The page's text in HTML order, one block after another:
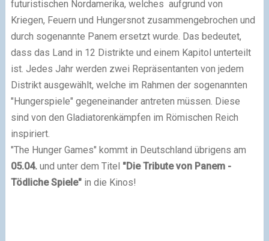
futuristischen Nordamerika, welches aufgrund von
Kriegen, Feuern und Hungersnot zusammengebrochen und
durch sogenannte Panem ersetzt wurde. Das bedeutet,
dass das Land in 12 Distrikte und einem Kapitol unterteilt
ist. Jedes Jahr werden zwei Repräsentanten von jedem
Distrikt ausgewählt, welche im Rahmen der sogenannten
"Hungerspiele" gegeneinander antreten müssen. Diese
sind von den Gladiatorenkämpfen im Römischen Reich
inspiriert.
"The Hunger Games" kommt in Deutschland übrigens am
05.04.und unter dem Titel "Die Tribute von Panem -
Tödliche Spiele"in die Kinos!